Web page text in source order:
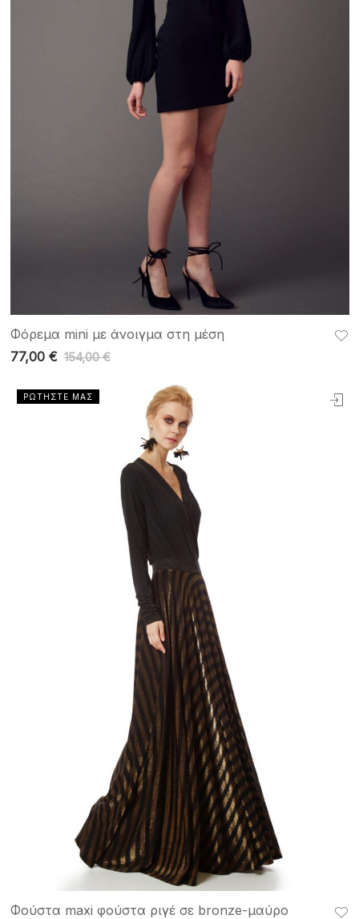
Φόρεμα mini με άνοιγμα στη μέση
154,00€
77,00 €
ΡΩΤΗΣΤΕ ΜΑΣ
Φούστα maxi φούστα ριγέ σε bronze-μαύρο